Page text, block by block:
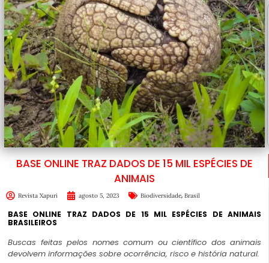
BASE ONLINE TRAZ DADOS DE 15 MIL ESPÉCIES DE
ANIMAIS
Revista Xapuri agosto 5, 2023 Biodiversidade, Brasil
BASE ONLINE TRAZ DADOS DE 15 MIL ESPÉCIES DE ANIMAIS
BRASILEIROS
Buscas feitas pelos nomes comum ou científico dos animais
devolvem informações sobre ocorrência, risco e história natural.